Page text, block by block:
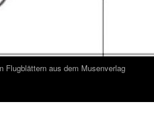
Flugblättern aus dem Musenverlag